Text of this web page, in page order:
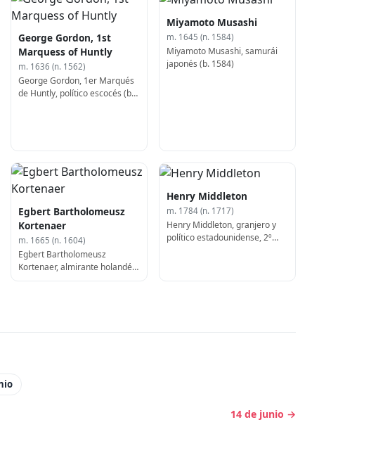
George Gordon, 1st
Marquess of Huntly
m. 1636 (n. 1562)
George Gordon, 1er Marqués
de Huntly, político escocés (b.
Miyamoto Musashi
m. 1645 (n. 1584)
Miyamoto Musashi, samurái
japonés (b. 1584)
Egbert Bartholomeusz
Kortenaer
m. 1665 (n. 1604)
Egbert Bartholomeusz
Kortenaer, almirante holandés
Henry Middleton
m. 1784 (n. 1717)
Henry Middleton, granjero y
político estadounidense, 2º
14 de junio →